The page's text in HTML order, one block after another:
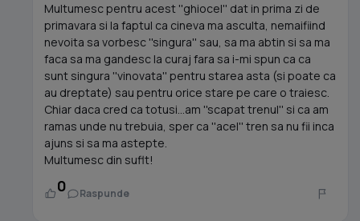
Multumesc pentru acest ''ghiocel'' dat in prima zi de
primavara si la faptul ca cineva ma asculta, nemaifiind
nevoita sa vorbesc ''singura'' sau, sa ma abtin si sa ma
faca sa ma gandesc la curaj fara sa i-mi spun ca ca
sunt singura ''vinovata'' pentru starea asta (si poate ca
au dreptate) sau pentru orice stare pe care o traiesc.
Chiar daca cred ca totusi...am ''scapat trenul'' si ca am
ramas unde nu trebuia, sper ca ''acel'' tren sa nu fii inca
ajuns si sa ma astepte.
Multumesc din suflt!
0 Raspunde